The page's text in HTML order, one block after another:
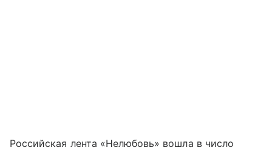
Российская лента «Нелюбовь» вошла в число